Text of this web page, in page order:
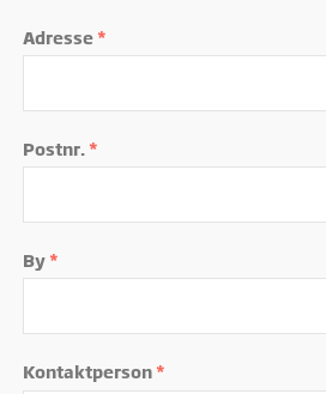
Adresse *
Postnr. *
By *
Kontaktperson *